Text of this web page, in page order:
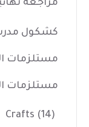
مراجعه
كشكول
مستلزمات
مستلزمات
Crafts (14)